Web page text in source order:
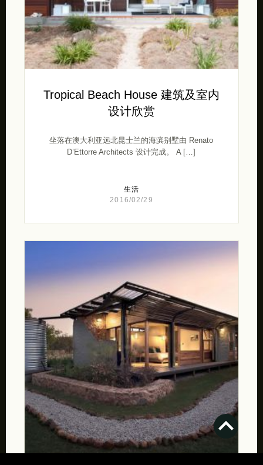
Tropical Beach House 建筑及室内
设计欣赏
坐落在澳大利亚远北昆士兰的海滨别墅由 Renato
D’Ettorre Architects 设计完成。 A […]
生活
2016/02/29